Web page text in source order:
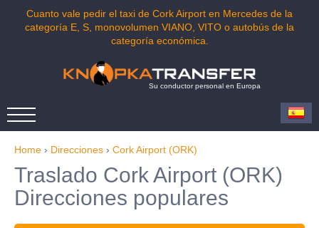
Cuanto vale pedir el taxi de Cork Airport en Mercedes de la
categoría E, S, monovolumen VIANO, VITO o autobús de la
categoría económica.
Su conductor personal en Europa
Home › Direcciones › Cork Airport (ORK)
Traslado Cork Airport (ORK)
Direcciones populares